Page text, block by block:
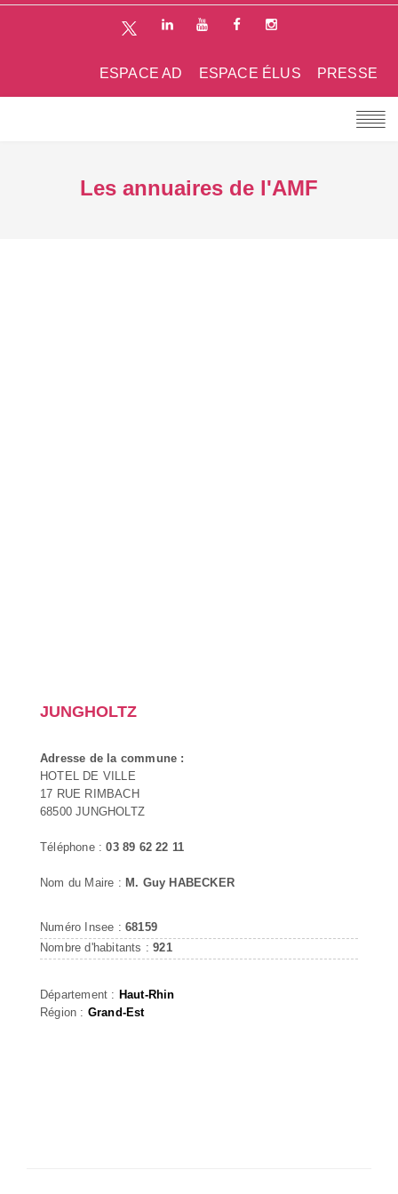
PRESSE
ESPACE ÉLUS
ESPACE AD
Les annuaires de l'AMF
JUNGHOLTZ
Adresse de la commune :
HOTEL DE VILLE
17 RUE RIMBACH
68500 JUNGHOLTZ
Téléphone :03 89 62 22 11
Nom du Maire : M. Guy HABECKER
Numéro Insee : 68159
Nombre d'habitants :921
Département : Haut-Rhin
Région : Grand-Est